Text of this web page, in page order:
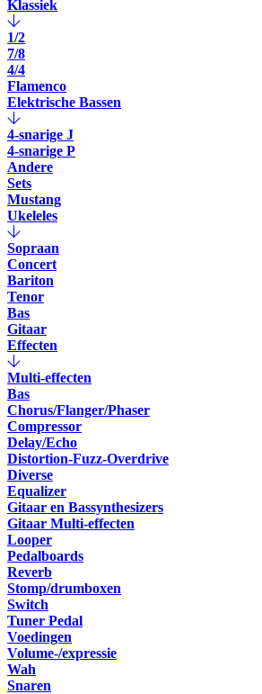
Klassiek
1/2
7/8
4/4
Flamenco
Elektrische Bassen
4-snarige J
4-snarige P
Andere
Sets
Mustang
Ukeleles
Sopraan
Concert
Bariton
Tenor
Bas
Gitaar
Effecten
Multi-effecten
Bas
Chorus/Flanger/Phaser
Compressor
Delay/Echo
Distortion-Fuzz-Overdrive
Diverse
Equalizer
Gitaar en Bassynthesizers
Gitaar Multi-effecten
Looper
Pedalboards
Reverb
Stomp/drumboxen
Switch
Tuner Pedal
Voedingen
Volume-/expressie
Wah
Snaren